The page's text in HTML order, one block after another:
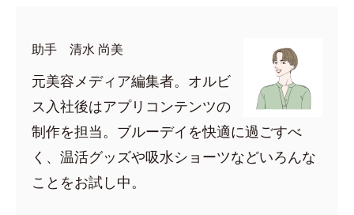
助手 清水 尚美
元美容メディア編集者。オルビ
ス入社後はアプリコンテンツの
制作を担当。ブルーデイを快適に過ごすべ
く、温活グッズや吸水ショーツなどいろんな
ことをお試し中。